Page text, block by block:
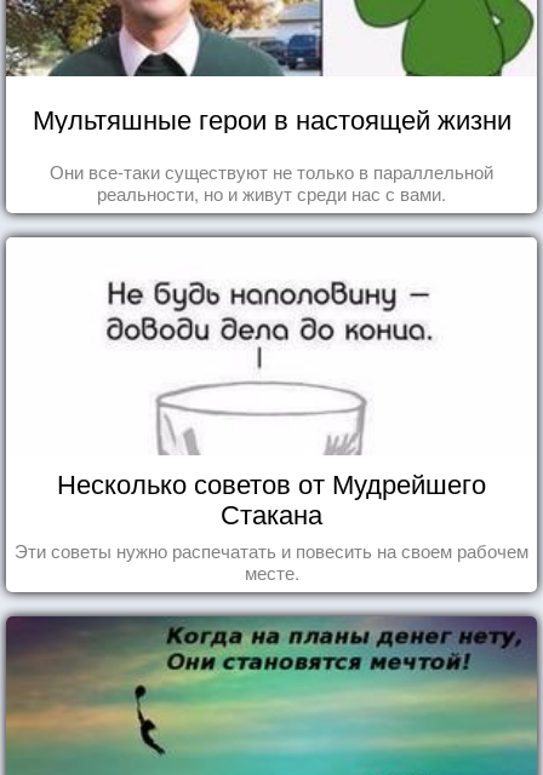
Мультяшные герои в настоящей жизни
Они все-таки существуют не только в параллельной
реальности, но и живут среди нас с вами.
Несколько советов от Мудрейшего
Стакана
Эти советы нужно распечатать и повесить на своем рабочем
месте.